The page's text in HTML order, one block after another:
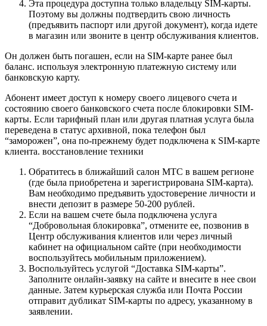
Эта процедура доступна только владельцу SIM-карты.
Поэтому вы должны подтвердить свою личность
(предъявить паспорт или другой документ), когда идете
в магазин или звоните в центр обслуживания клиентов.
Он должен быть погашен, если на SIM-карте ранее был
баланс. используя электронную платежную систему или
банковскую карту.
Абонент имеет доступ к номеру своего лицевого счета и
состоянию своего банковского счета после блокировки SIM-
карты. Если тарифный план или другая платная услуга была
переведена в статус архивной, пока телефон был
“заморожен”, она по-прежнему будет подключена к SIM-карте
клиента. восстановление техники
Обратитесь в ближайший салон МТС в вашем регионе
(где была приобретена и зарегистрирована SIM-карта).
Вам необходимо предъявить удостоверение личности и
внести депозит в размере 50-200 рублей.
Если на вашем счете была подключена услуга
“Добровольная блокировка”, отмените ее, позвонив в
Центр обслуживания клиентов или через личный
кабинет на официальном сайте (при необходимости
воспользуйтесь мобильным приложением).
Воспользуйтесь услугой “Доставка SIM-карты”.
Заполните онлайн-заявку на сайте и внесите в нее свои
данные. Затем курьерская служба или Почта России
отправит дубликат SIM-карты по адресу, указанному в
заявлении.